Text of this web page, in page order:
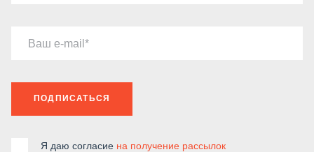
Ваш e-mail
ПОДПИСАТЬСЯ
Я даю согласие на получение рассылок